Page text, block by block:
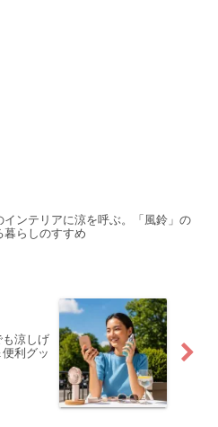
インテリアに涼を呼ぶ。「風鈴」の
暮らしのすすめ
も涼しげ
利グッ